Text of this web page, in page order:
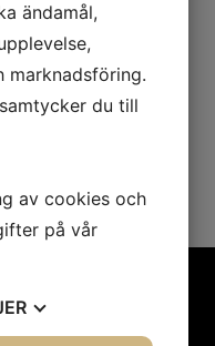
ändamål,
du till
av cookies och
på vår